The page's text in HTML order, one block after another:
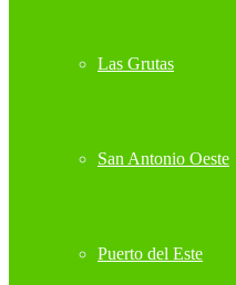
Las Grutas
San Antonio Oeste
Puerto del Este